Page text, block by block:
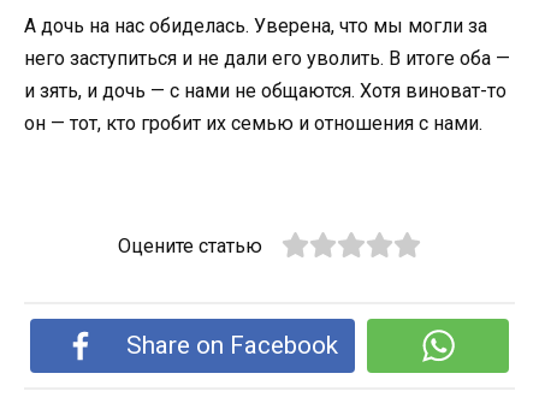
А дочь на нас обиделась. Уверена, что мы могли за
него заступиться и не дали его уволить. В итоге оба —
и зять, и дочь — с нами не общаются. Хотя виноват-то
он — тот, кто гробит их семью и отношения с нами.
Оцените статью
Share on Facebook